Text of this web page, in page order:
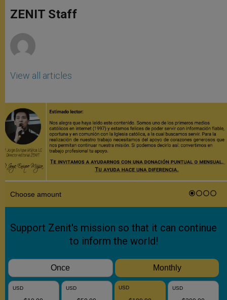
p
p
g
e
o
k
ZENIT Staff
View all articles